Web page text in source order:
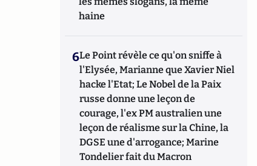
haine
6Le Point révèle ce qu'on sniffe à
l'Elysée, Marianne que Xavier Niel
hacke l'Etat; Le Nobel de la Paix
russe donne une leçon de
courage, l'ex PM australien une
leçon de réalisme sur la Chine, la
DGSE une d'arrogance; Marine
Tondelier fait du Macron